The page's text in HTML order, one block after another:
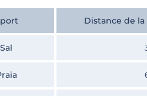
Distance de